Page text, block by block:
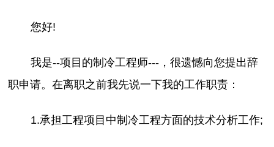
您好!
我是--项目的制冷工程师---，很遗憾向您提出辞
职申请。在离职之前我先说一下我的工作职责：
1.承担工程项目中制冷工程方面的技术分析工作;